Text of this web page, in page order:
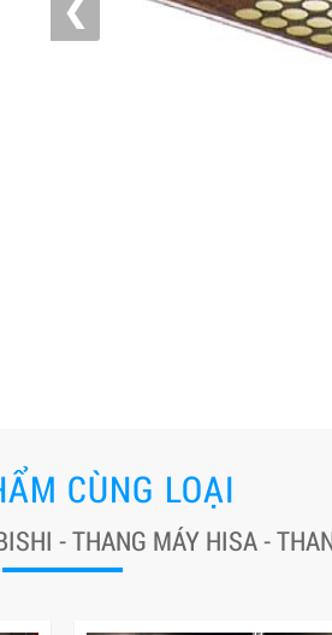
❮
CÙNG LOẠI
- THANG MÁY HISA -